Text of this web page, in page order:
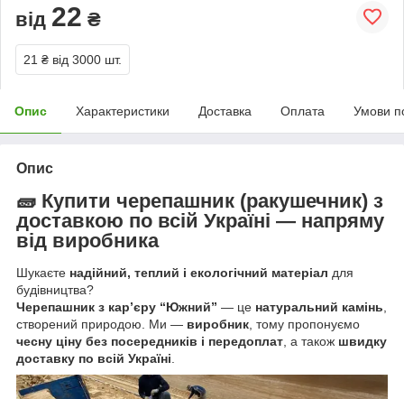
від 22 ₴
21 ₴ від 3000 шт.
Опис Характеристики Доставка Оплата Умови
Опис
🧱 Купити черепашник (ракушечник) з
доставкою по всій Україні — напряму
від виробника
Шукаєте надійний, теплий і екологічний матеріал для
будівництва?
Черепашник з кар’єру “Южний” — це натуральний камінь,
створений природою. Ми — виробник, тому пропонуємо
чесну ціну без посередників і передоплат, а також швидку
доставку по всій Україні.